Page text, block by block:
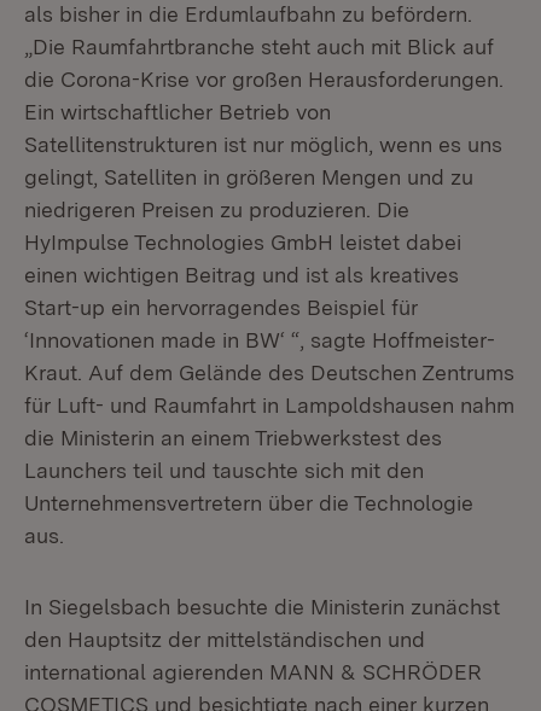
als bisher in die Erdumlaufbahn zu befördern.
„Die Raumfahrtbranche steht auch mit Blick auf
die Corona-Krise vor großen Herausforderungen.
Ein wirtschaftlicher Betrieb von
Satellitenstrukturen ist nur möglich, wenn es uns
gelingt, Satelliten in größeren Mengen und zu
niedrigeren Preisen zu produzieren. Die
HyImpulse Technologies GmbH leistet dabei
einen wichtigen Beitrag und ist als kreatives
Start-up ein hervorragendes Beispiel für
‘Innovationen made in BW‘ “, sagte Hoffmeister-
Kraut. Auf dem Gelände des Deutschen Zentrums
für Luft- und Raumfahrt in Lampoldshausen nahm
die Ministerin an einem Triebwerkstest des
Launchers teil und tauschte sich mit den
Unternehmensvertretern über die Technologie
aus.
In Siegelsbach besuchte die Ministerin zunächst
den Hauptsitz der mittelständischen und
international agierenden MANN & SCHRÖDER
COSMETICS und besichtigte nach einer kurzen